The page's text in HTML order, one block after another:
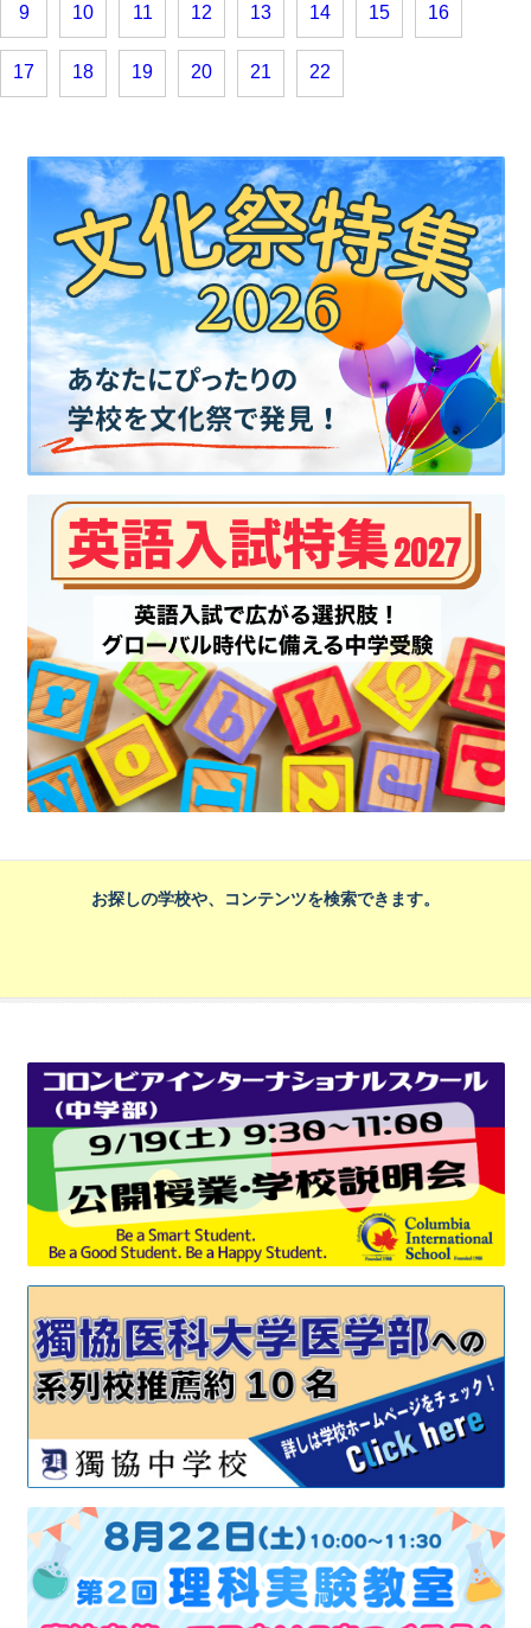
9 10 11 12 13 14 15 16
17 18 19 20 21 22
お探しの学校や、コンテンツを検索できます。